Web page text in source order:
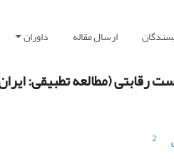
ارسال مقاله داوران
(مطالعه تطبیقی:
2